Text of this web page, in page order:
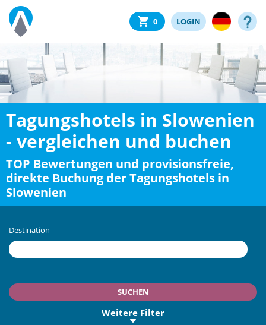
0 LOGIN
Tagungshotels in Slowenien
- vergleichen und buchen
TOP Bewertungen und provisionsfreie,
direkte Buchung der Tagungshotels in
Slowenien
Destination
SUCHEN
Weitere Filter